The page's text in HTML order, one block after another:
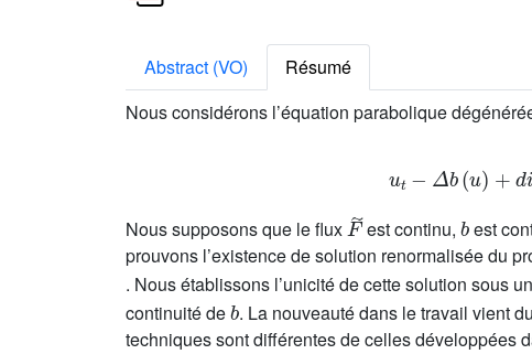
Abstract (VO)
Résumé
Nous considérons l’équation parabolique
Δ
Nous supposons que le flux
F˜
est continu, est
prouvons l’existence de solution renormalisée du
. Nous établissons l’unicité de cette solution sous
continuité de
b
. La nouveauté dans le travail vient
techniques sont différentes de celles développées